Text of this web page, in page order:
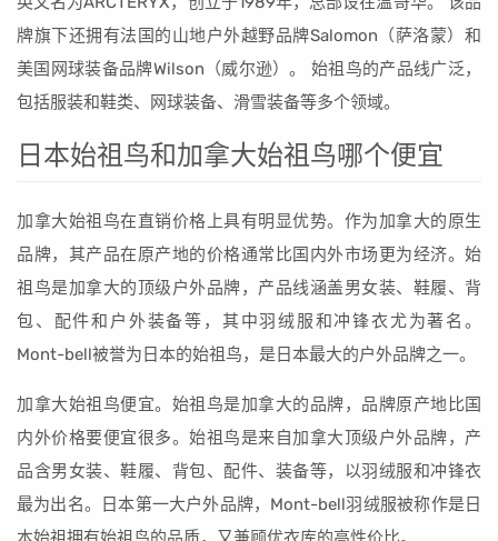
牌旗下还拥有法国的山地户外越野品牌Salomon（萨洛蒙）和
美国网球装备品牌Wilson（威尔逊）。 始祖鸟的产品线广泛，
包括服装和鞋类、网球装备、滑雪装备等多个领域。
日本始祖鸟和加拿大始祖鸟哪个便宜
加拿大始祖鸟在直销价格上具有明显优势。作为加拿大的原生
品牌，其产品在原产地的价格通常比国内外市场更为经济。始
祖鸟是加拿大的顶级户外品牌，产品线涵盖男女装、鞋履、背
包、配件和户外装备等，其中羽绒服和冲锋衣尤为著名。
Mont-bell被誉为日本的始祖鸟，是日本最大的户外品牌之一。
加拿大始祖鸟便宜。始祖鸟是加拿大的品牌，品牌原产地比国
内外价格要便宜很多。始祖鸟是来自加拿大顶级户外品牌，产
品含男女装、鞋履、背包、配件、装备等，以羽绒服和冲锋衣
最为出名。日本第一大户外品牌，Mont-bell羽绒服被称作是日